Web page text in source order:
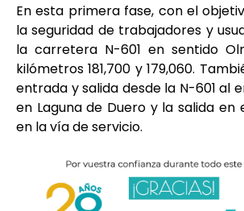
En esta primera fase, con el
la seguridad de trabajadores y
la carretera N-601 en sentido
kilómetros 181,700 y 179,060.
entrada y salida desde la N-601 al
en Laguna de Duero y la salida en
en la vía de servicio.